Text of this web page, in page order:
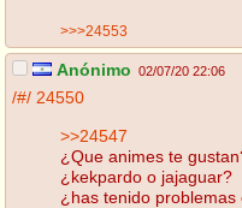
>>>24553
Anónimo 02/07/20 22:06
/#/ 24550
>>24547
¿Que animes te
¿kekpardo o jajaguar?
¿has tenido